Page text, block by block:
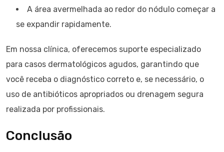
A área avermelhada ao redor do nódulo começar a
se expandir rapidamente.
Em nossa clínica, oferecemos suporte especializado
para casos dermatológicos agudos, garantindo que
você receba o diagnóstico correto e, se necessário, o
uso de antibióticos apropriados ou drenagem segura
realizada por profissionais.
Conclusão